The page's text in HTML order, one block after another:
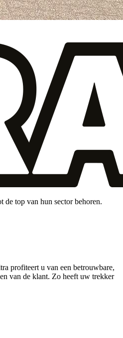
de top van hun sector behoren.
profiteert u van een betrouwbare,
van de klant. Zo heeft uw trekker